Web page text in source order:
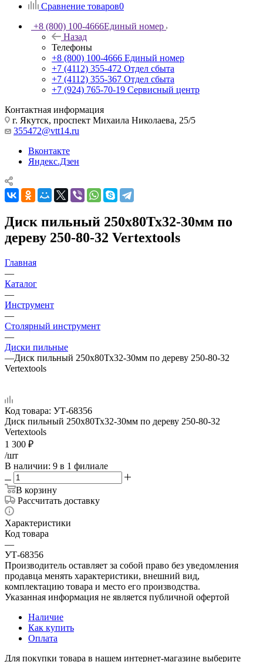
Сравнение товаров0
+8 (800) 100-4666Единый номер
Назад
Телефоны
+8 (800) 100-4666 Единый номер
+7 (4112) 355-472 Отдел сбыта
+7 (4112) 355-367 Отдел сбыта
+7 (924) 765-70-19 Сервисный центр
Контактная информация
г. Якутск, проспект Михаила Николаева, 25/5
355472@vtt14.ru
Вконтакте
Яндекс.Дзен
Диск пильный 250х80Тх32-30мм по
дереву 250-80-32 Vertextools
Главная
—
Каталог
—
Инструмент
—
Столярный инструмент
—
Диски пильные
—Диск пильный 250х80Тх32-30мм по дереву 250-80-32
Vertextools
Код товара: УТ-68356
Диск пильный 250х80Тх32-30мм по дереву 250-80-32
Vertextools
1 300 ₽
/шт
В наличии: 9 в 1 филиале
В корзину
Рассчитать доставку
Характеристики
Код товара
—
УТ-68356
Производитель оставляет за собой право без уведомления
продавца менять характеристики, внешний вид,
комплектацию товара и место его производства.
Указанная информация не является публичной офертой
Наличие
Как купить
Оплата
Для покупки товара в нашем интернет-магазине выберите